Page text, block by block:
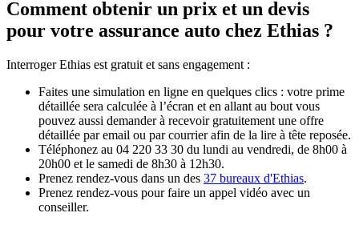
Comment obtenir un prix et un devis
pour votre assurance auto chez Ethias ?
Interroger Ethias est gratuit et sans engagement :
Faites une simulation en ligne en quelques clics : votre prime
détaillée sera calculée à l’écran et en allant au bout vous
pouvez aussi demander à recevoir gratuitement une offre
détaillée par email ou par courrier afin de la lire à tête reposée.
Téléphonez au 04 220 33 30 du lundi au vendredi, de 8h00 à
20h00 et le samedi de 8h30 à 12h30.
Prenez rendez-vous dans un des 37 bureaux d'Ethias.
Prenez rendez-vous pour faire un appel vidéo avec un
conseiller.